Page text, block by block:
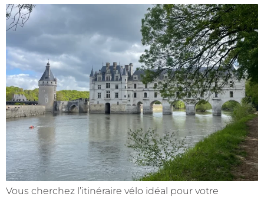
Vous cherchez l’itinéraire vélo idéal pour votre